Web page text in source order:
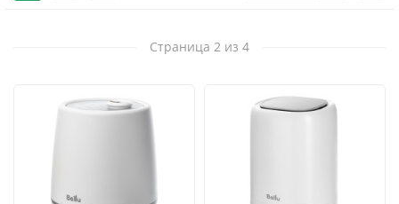
Страница 2 из 4